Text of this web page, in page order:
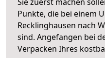
Punkte, die bei einem
Recklinghausen nach
sind. Angefangen bei
Verpacken Ihres